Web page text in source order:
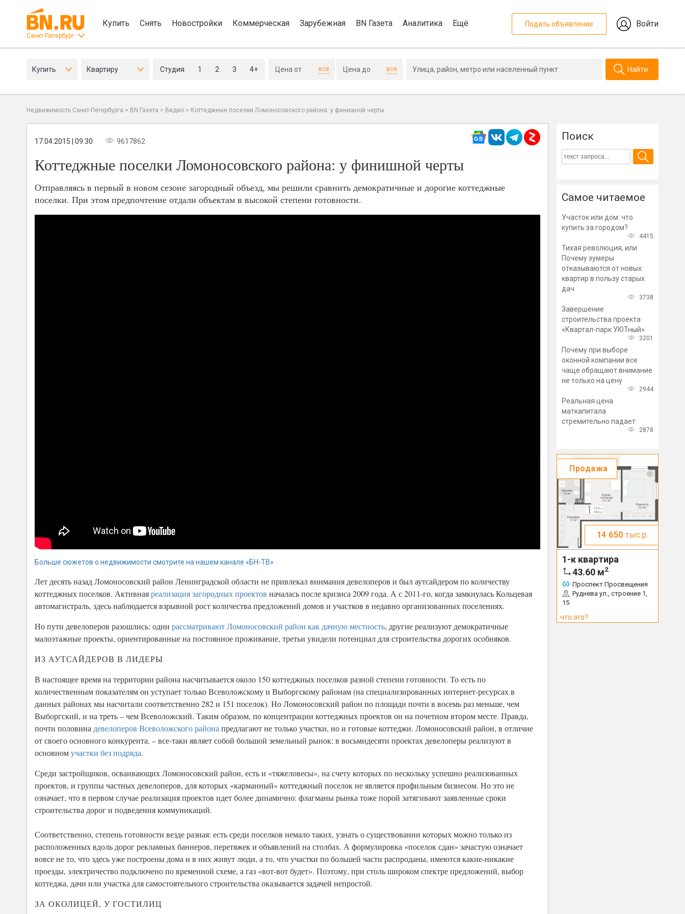
Санкт-Петербург
Купить Снять Новостройки Коммерческая Зарубежная BN Газета Аналитика Ещё Подать объявление Войти
Купить Квартиру Студия 1 2 3 4+ всё всё Найти
Недвижимость Санкт-Петербурга > BN Газета > Видео > Коттеджные поселки Ломоносовского района: у финишной черты
17.04.2015 | 09:30 9617862
Коттеджные поселки Ломоносовского района: у финишной черты
Отправляясь в первый в новом сезоне загородный объезд, мы решили сравнить демократичные и дорогие коттеджные
поселки. При этом предпочтение отдали объектам в высокой степени готовности.
Больше сюжетов о недвижимости смотрите на нашем канале «БН-ТВ»
Лет десять назад Ломоносовский район Ленинградской области не привлекал внимания девелоперов и был аутсайдером по количеству
коттеджных поселков. Активнаяреализация загородных проектов началась после кризиса 2009 года. А с 2011-го, когда замкнулась Кольцевая
автомагистраль, здесь наблюдается взрывной рост количества предложений домов и участков в недавно организованных поселениях.
Но пути девелоперов разошлись: одни рассматривают Ломоносовский район как дачную местность, другие реализуют демократичные
малоэтажные проекты, ориентированные на постоянное проживание, третьи увидели потенциал для строительства дорогих особняков.
ИЗ АУТСАЙДЕРОВ В ЛИДЕРЫ
В настоящее время на территории района насчитывается около 150 коттеджных поселков разной степени готовности. То есть по
количественным показателям он уступает только Всеволожскому и Выборгскому районам (на специализированных интернет-ресурсах в
данных районах мы насчитали соответственно 282 и 151 поселок). Но Ломоносовский район по площади почти в восемь раз меньше, чем
Выборгский, и на треть – чем Всеволожский. Таким образом, по концентрации коттеджных проектов он на почетном втором месте. Правда,
почти половина девелоперов Всеволожского района предлагают не только участки, но и готовые коттеджи. Ломоносовский район, в отличие
от своего основного конкурента, – все-таки являет собой большой земельный рынок: в восьмидесяти проектах девелоперы реализуют в
основномучастки без подряда.
Среди застройщиков, осваивающих Ломоносовский район, есть и «тяжеловесы», на счету которых по нескольку успешно реализованных
проектов, и группы частных девелоперов, для которых «карманный» коттеджный поселок не является профильным бизнесом. Но это не
означает, что в первом случае реализация проектов идет более динамично: флагманы рынка тоже порой затягивают заявленные сроки
строительства дорог и подведения коммуникаций.
Соответственно, степень готовности везде разная: есть среди поселков немало таких, узнать о существовании которых можно только из
расположенных вдоль дорог рекламных баннеров, перетяжек и объявлений на столбах. А формулировка «поселок сдан» зачастую означает
вовсе не то, что здесь уже построены дома и в них живут люди, а то, что участки по большей части распроданы, имеются какие-никакие
проезды, электричество подключено по временной схеме, а газ «вот-вот будет». Поэтому, при столь широком спектре предложений, выбор
коттеджа, дачи или участка для самостоятельного строительства оказывается задачей непростой.
ЗА ОКОЛИЦЕЙ, У ГОСТИЛИЦ
Поиск
Самое читаемое
Участок или дом: что
купить за городом?
4415
Тихая революция, или
Почему зумеры
отказываются от новых
квартир в пользу старых
дач
3738
Завершение
строительства проекта
«Квартал-парк УЮТный»
3201
Почему при выборе
оконной компании все
чаще обращают внимание
не только на цену
2944
Реальная цена
маткапитала
стремительно падает
2878
Продажа
14 650 тыс.р.
1-к квартира
43.60 м2
Проспект Просвещения
Руднева ул., строение 1,
15
что это?